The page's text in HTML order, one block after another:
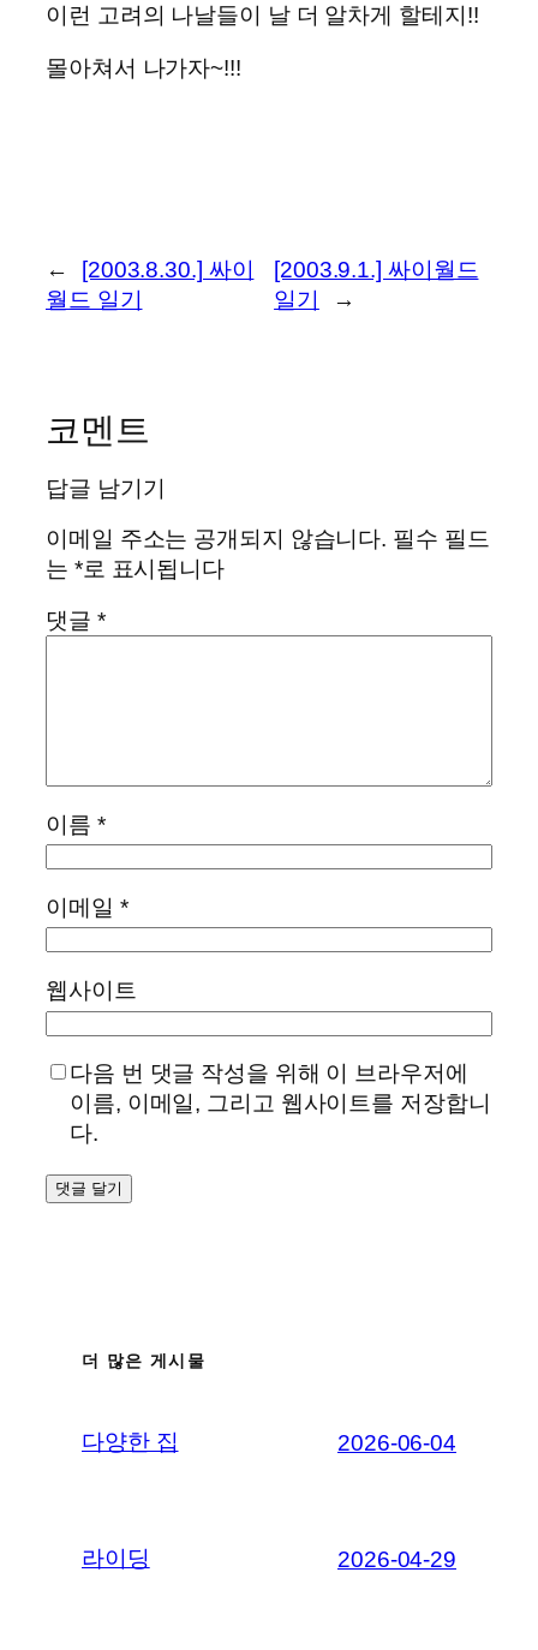
이런 고려의 나날들이 날 더 알차게 할테지!!
몰아쳐서 나가자~!!!
←
[2003.8.30.] 싸이
월드 일기
[2003.9.1.] 싸이월드
일기
→
코멘트
답글 남기기
이메일 주소는 공개되지 않습니다. 필수 필드
는 *로 표시됩니다
댓글 *
이름 *
이메일 *
웹사이트
다음 번 댓글 작성을 위해 이 브라우저에
이름, 이메일, 그리고 웹사이트를 저장합니
다.
더 많은 게시물
다양한 집 2026-06-04
라이딩 2026-04-29